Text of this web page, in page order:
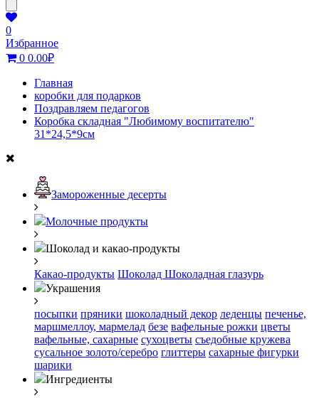
0
Избранное
0 0.00₽
Главная
коробки для подарков
Поздравляем педагогов
Коробка складная "Любимому воспитателю"
31*24,5*9см
Замороженные десерты
Молочные продукты
Шоколад и какао-продукты
Какао-продукты Шоколад Шоколадная глазурь
Украшения
посыпки пряники шоколадный декор леденцы печенье,
маршмеллоу, мармелад безе вафельные рожки цветы
вафельные, сахарные сухоцветы съедобные кружева
сусальное золото/серебро глиттеры сахарные фигурки
шарики
Ингредиенты